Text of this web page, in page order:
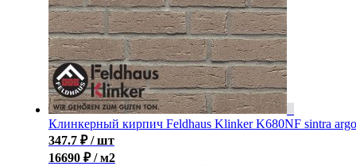
Клинкерный кирпич Feldhaus Klinker K680NF sintra argo
347.7 ₽ / шт
16690 ₽ / м2